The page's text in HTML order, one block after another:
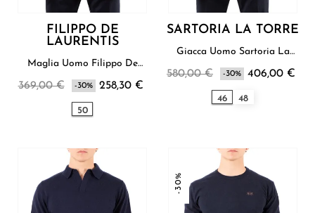
FILIPPO DE
LAURENTIS
Maglia Uomo Filippo De
369,00 € -30% 258,30 €
50
SARTORIA LA TORRE
Giacca Uomo Sartoria La
580,00 € -30% 406,00 €
46 48
-30%